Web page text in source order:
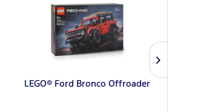
LEGO® Ford Bronco Offroader